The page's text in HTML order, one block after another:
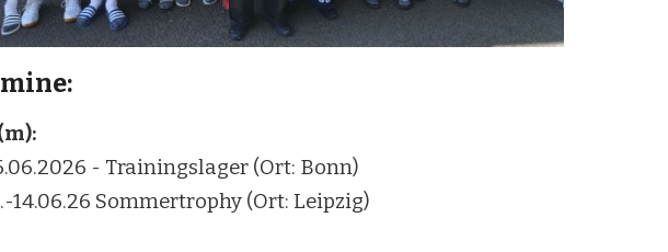
- Trainingslager (Ort: Bonn)
14.06.26 Sommertrophy (Ort: Leipzig)